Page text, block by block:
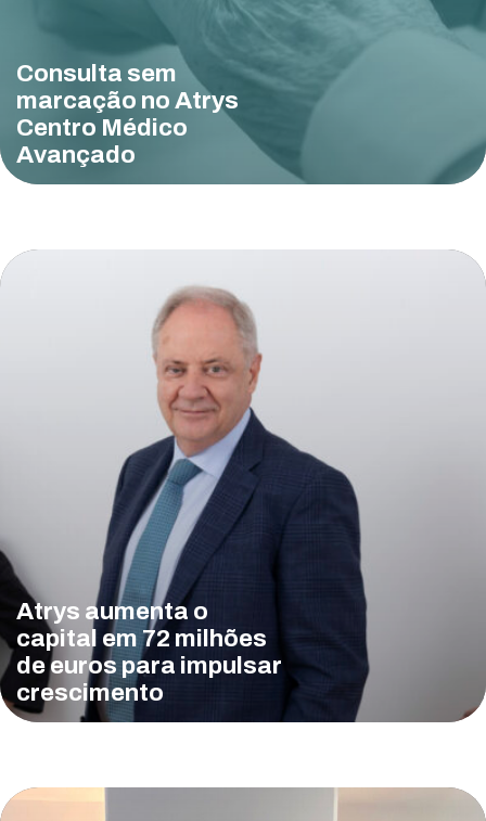
Consulta sem
marcação no Atrys
Centro Médico
Avançado
Atrys aumenta o
capital em 72 milhões
de euros para impulsar
crescimento